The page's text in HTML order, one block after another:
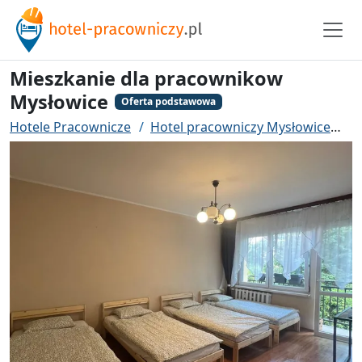
Mieszkanie dla pracownikow
Mysłowice
Oferta podstawowa
Hotele Pracownicze Hotel pracowniczy Mysłowice